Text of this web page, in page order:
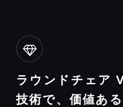
ラウンドチェア
技術で、価値あ